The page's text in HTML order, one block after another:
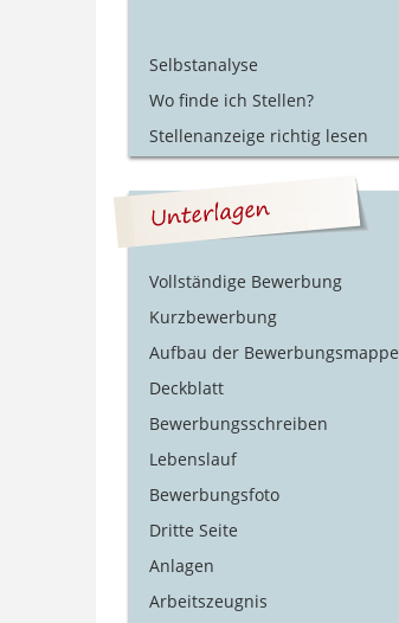
Selbstanalyse
Wo finde ich Stellen?
Stellenanzeige richtig lesen
Vollständige Bewerbung
Kurzbewerbung
Aufbau der Bewerbungsmappe
Deckblatt
Bewerbungsschreiben
Lebenslauf
Bewerbungsfoto
Dritte Seite
Anlagen
Arbeitszeugnis